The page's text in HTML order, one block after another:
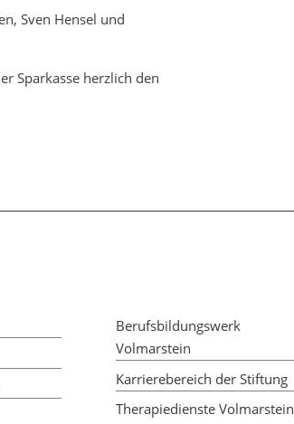
Sven Hensel und
Sparkasse herzlich den
Berufsbildungswerk
Volmarstein
Karrierebereich der Stiftung
Therapiedienste Volmarstein